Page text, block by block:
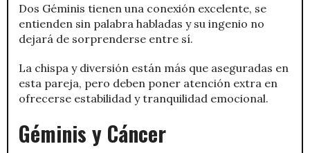
Dos Géminis tienen una conexión excelente, se
entienden sin palabra habladas y su ingenio no
dejará de sorprenderse entre sí.
La chispa y diversión están más que aseguradas en
esta pareja, pero deben poner atención extra en
ofrecerse estabilidad y tranquilidad emocional.
Géminis y Cáncer